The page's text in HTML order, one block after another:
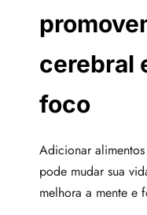
cerebral
foco
Adicionar
pode mudar sua
melhora a mente e